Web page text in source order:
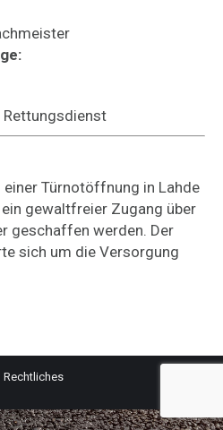
Rettungsdienst
einer Türnotöffnung in Lahde
gewaltfreier Zugang über
geschaffen werden. Der
sich um die Versorgung
Rechtliches